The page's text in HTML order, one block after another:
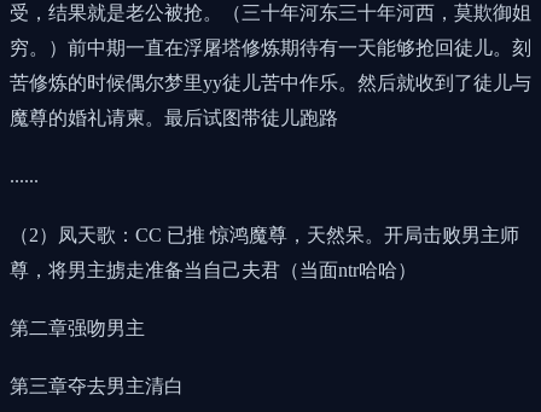
受，结果就是老公被抢。（三十年河东三十年河西，莫欺御姐
穷。）前中期一直在浮屠塔修炼期待有一天能够抢回徒儿。刻
苦修炼的时候偶尔梦里yy徒儿苦中作乐。然后就收到了徒儿与
魔尊的婚礼请柬。最后试图带徒儿跑路
......
（2）凤天歌：CC 已推 惊鸿魔尊，天然呆。开局击败男主师
尊，将男主掳走准备当自己夫君（当面ntr哈哈）
第二章强吻男主
第三章夺去男主清白